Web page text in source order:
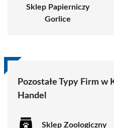
Sklep Papierniczy
Gorlice
Pozostałe Typy Firm w
Handel
Sklep Zoologiczny